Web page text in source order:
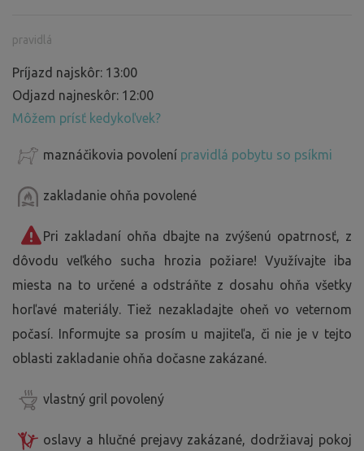
pravidlá
Príjazd najskôr: 13:00
Odjazd najneskôr: 12:00
Môžem prísť kedykoľvek?
maznáčikovia povolení pravidlá pobytu so psíkmi
zakladanie ohňa povolené
Pri zakladaní ohňa dbajte na zvýšenú opatrnosť, z
dôvodu veľkého sucha hrozia požiare! Využívajte iba
miesta na to určené a odstráňte z dosahu ohňa všetky
horľavé materiály. Tiež nezakladajte oheň vo veternom
počasí. Informujte sa prosím u majiteľa, či nie je v tejto
oblasti zakladanie ohňa dočasne zakázané.
vlastný gril povolený
oslavy a hlučné prejavy zakázané, dodržiavaj pokoj